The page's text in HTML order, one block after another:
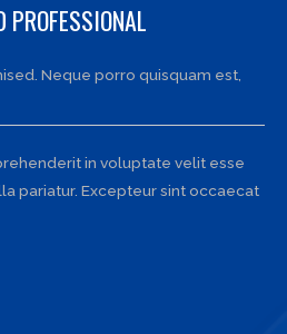
PROFESSIONAL
Neque porro quisquam est,
in voluptate velit esse
pariatur. Excepteur sint occaecat